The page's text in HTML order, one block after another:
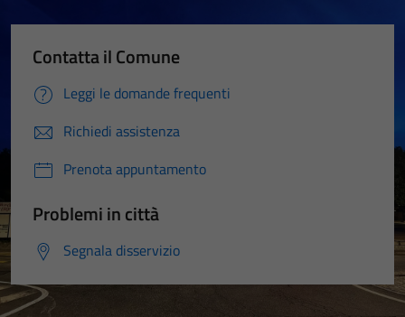
Contatta il Comune
Leggi le domande frequenti
Richiedi assistenza
Prenota appuntamento
Problemi in città
Segnala disservizio